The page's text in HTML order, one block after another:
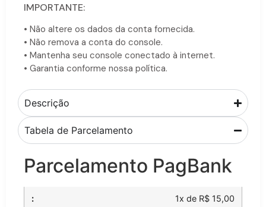
IMPORTANTE:
• Não altere os dados da conta fornecida.
• Não remova a conta do console.
• Mantenha seu console conectado à internet.
• Garantia conforme nossa política.
Descrição
Tabela de Parcelamento
Parcelamento PagBank
1x de R$ 15,00